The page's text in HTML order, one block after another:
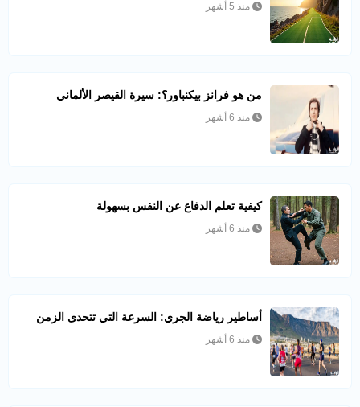
منذ 5 أشهر
من هو فرانز بيكنباور؟: سيرة القيصر الألماني
منذ 6 أشهر
كيفية تعلم الدفاع عن النفس بسهولة
منذ 6 أشهر
أساطير رياضة الجري: السرعة التي تتحدى الزمن
منذ 6 أشهر